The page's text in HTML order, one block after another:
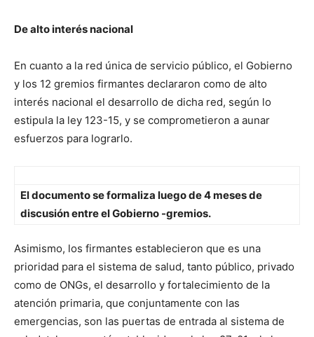
De alto interés nacional
En cuanto a la red única de servicio público, el Gobierno
y los 12 gremios firmantes declararon como de alto
interés nacional el desarrollo de dicha red, según lo
estipula la ley 123-15, y se comprometieron a aunar
esfuerzos para lograrlo.
El documento se formaliza luego de 4 meses de
discusión entre el Gobierno -gremios.
Asimismo, los firmantes establecieron que es una
prioridad para el sistema de salud, tanto público, privado
como de ONGs, el desarrollo y fortalecimiento de la
atención primaria, que conjuntamente con las
emergencias, son las puertas de entrada al sistema de